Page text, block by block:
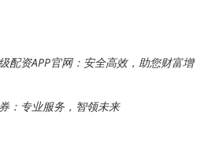
配资APP官网：安全高效，助您财富增
：专业服务，智领未来